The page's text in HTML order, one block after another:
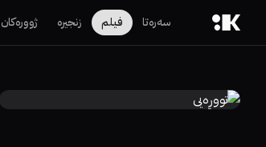
سەرەتا فیلم زنجیرە ژوورەکان